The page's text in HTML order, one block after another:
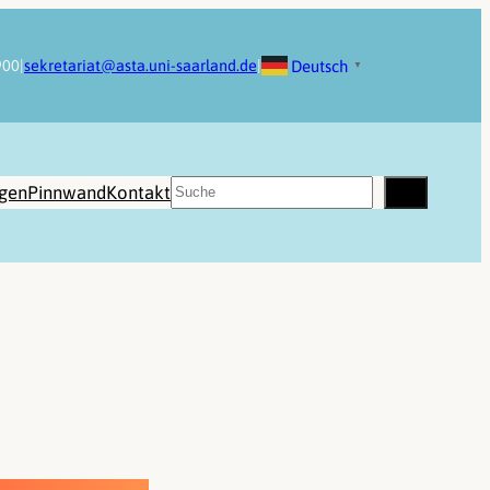
sekretariat@asta.uni-saarland.de Deutsch ▼
PinnwandKontakt Suchen